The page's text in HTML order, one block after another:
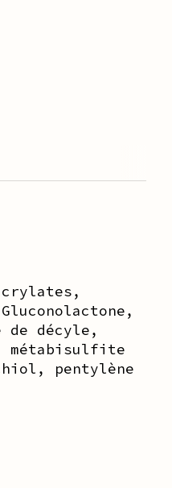
de décyle,
pentylène